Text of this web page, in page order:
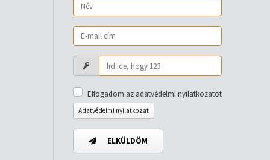
Elfogadom az adatvédelmi nyilatkozatot
Adatvédelmi nyilatkozat
ELKÜLDÖM